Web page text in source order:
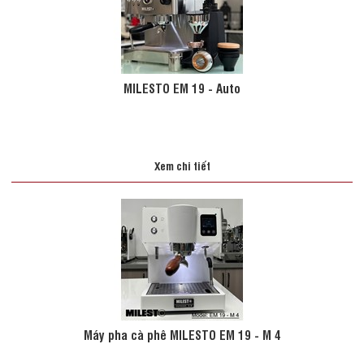
MILESTO EM 19 - Auto
Xem chi tiết
Máy pha cà phê MILESTO EM 19 - M 4